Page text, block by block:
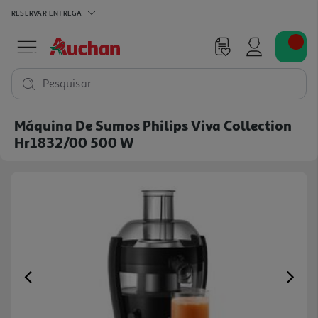
RESERVAR ENTREGA
Pesquisar
Máquina De Sumos Philips Viva Collection
Hr1832/00 500 W
Previous